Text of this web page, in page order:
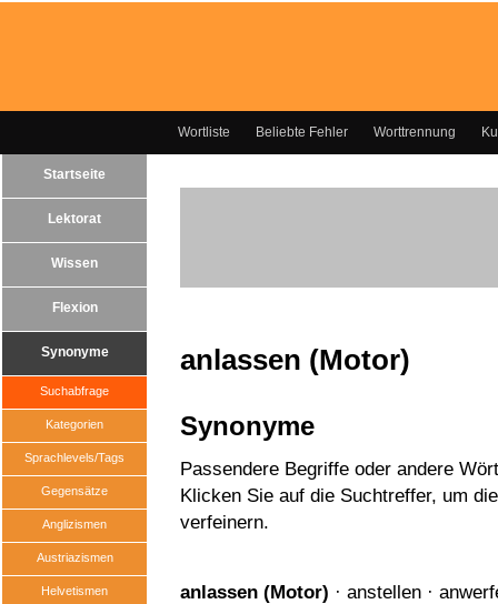
Wortliste Beliebte Fehler Worttrennung
Startseite
Lektorat
Wissen
Flexion
Synonyme
Suchabfrage
Kategorien
Sprachlevels/Tags
Gegensätze
Anglizismen
Austriazismen
Helvetismen
anlassen (Motor)
Synonyme
Passendere Begriffe oder andere
Klicken Sie auf die Suchtreffer, um
verfeinern.
anlassen (Motor) · anstellen ·